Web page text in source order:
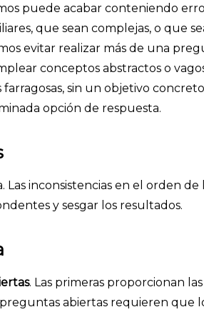
puede acabar conteniendo
que sean complejas, o que
evitar realizar más de una
conceptos abstractos o
sin un objetivo
opción de respuesta.
inconsistencias en el orden de
y sesgar los resultados.
. Las primeras proporcionan las
abiertas requieren que